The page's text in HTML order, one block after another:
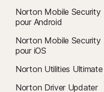
Offre soumise à restrictions.
de virus, vous devez disposer
avec antivirus à renouvellement
Norton.com/virus-
Norton Mobile Security
pour Android
Norton Mobile Security
pour iOS
Norton Utilities Ultimate
Norton Driver Updater